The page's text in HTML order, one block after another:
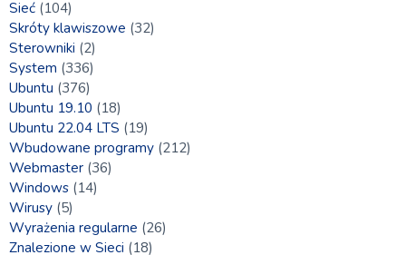
Sieć (104)
Skróty klawiszowe (32)
Sterowniki (2)
System (336)
Ubuntu (376)
Ubuntu 19.10 (18)
Ubuntu 22.04 LTS (19)
Wbudowane programy (212)
Webmaster (36)
Windows (14)
Wirusy (5)
Wyrażenia regularne (26)
Znalezione w Sieci (18)